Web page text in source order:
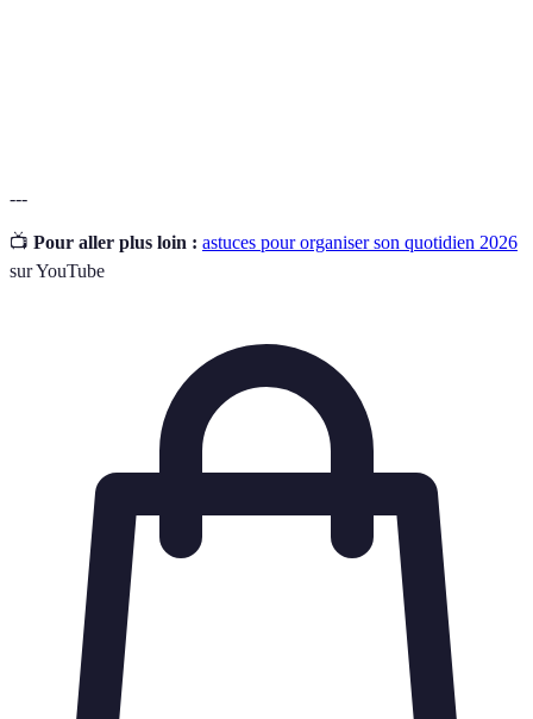
---
📺 Pour aller plus loin : astuces pour organiser son quotidien 2026
sur YouTube